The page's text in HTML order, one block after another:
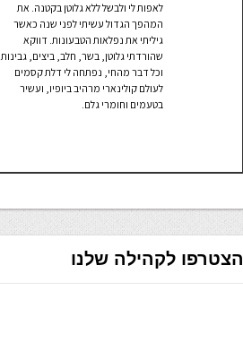
לאפות לי ולבשל ללא גלוטן בקטנה. את
המהפך הגדול עשיתי לפני שנה כאשר
גיליתי את נפלאות הטבעונות. דווקא
שהורדתי גלוטן, בשר, חלב, ביצים, גבינות
וכל דבר מהחי, נפתחה לי דלת קסמים
לעולם קולינארי מרהיב ביופיו, ועשיר
בטעמים וחומרי גלם.
הצטרפו לקהילה שלנו